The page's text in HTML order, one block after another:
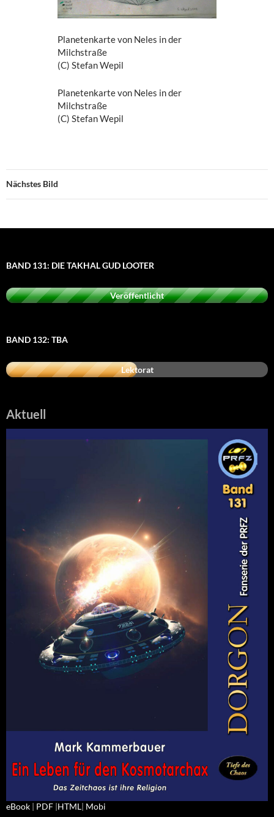
Planetenkarte von Neles in der
Milchstraße
(C) Stefan Wepil
Planetenkarte von Neles in der
Milchstraße
(C) Stefan Wepil
Nächstes Bild
BAND 131: DIE TAKHAL GUD LOOTER
Veröffentlicht
BAND 132: TBA
Lektorat
Aktuell
eBook | PDF |HTML| Mobi